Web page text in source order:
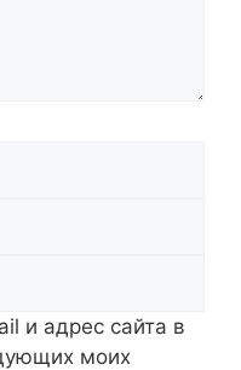
и адрес сайта в
моих